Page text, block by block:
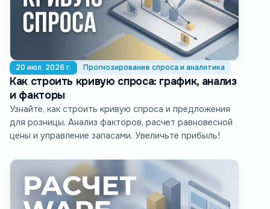
20 июл. 2026 г. Прогнозирование спроса и аналитика
Как строить кривую спроса: график, анализ
и факторы
Узнайте, как строить кривую спроса и предложения
для розницы. Анализ факторов, расчет равновесной
цены и управление запасами. Увеличьте прибыль!